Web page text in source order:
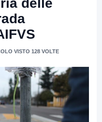
delle
VISTO 128 VOLTE